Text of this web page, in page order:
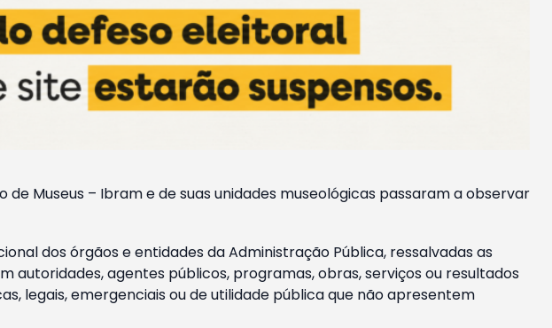
Museus – Ibram e de suas unidades museológicas passaram a observar
dos órgãos e entidades da Administração Pública, ressalvadas as
agentes públicos, programas, obras, serviços ou resultados
legais, emergenciais ou de utilidade pública que não apresentem